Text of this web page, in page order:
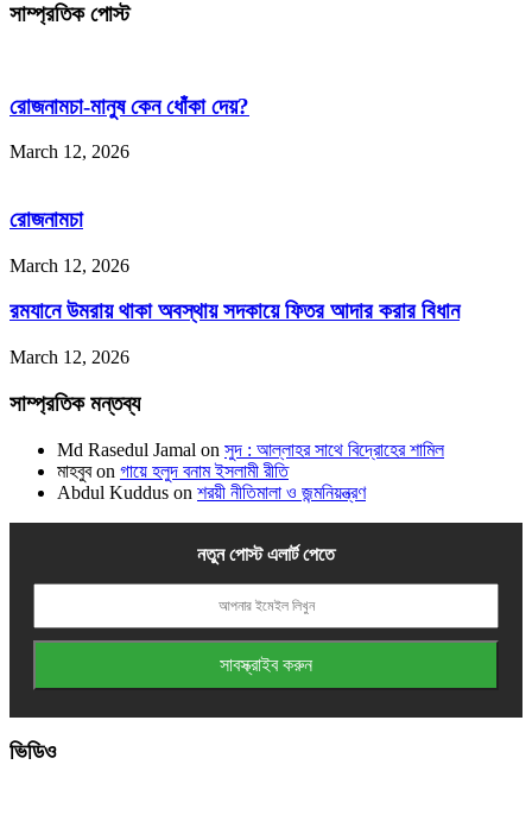
সাম্প্রতিক পোস্ট
রোজনামচা-মানুষ কেন ধোঁকা দেয়?
March 12, 2026
রোজনামচা
March 12, 2026
রমযানে উমরায় থাকা অবস্থায় সদকায়ে ফিতর আদার করার বিধান
March 12, 2026
সাম্প্রতিক মন্তব্য
Md Rasedul Jamal on সুদ : আল্লাহর সাথে বিদ্রোহের শামিল
মাহবুবon গায়ে হলুদ বনাম ইসলামী রীতি
Abdul Kuddus on শরয়ী নীতিমালা ও জন্মনিয়ন্ত্রণ
নতুন পোস্ট এলার্ট পেতে
ভিডিও